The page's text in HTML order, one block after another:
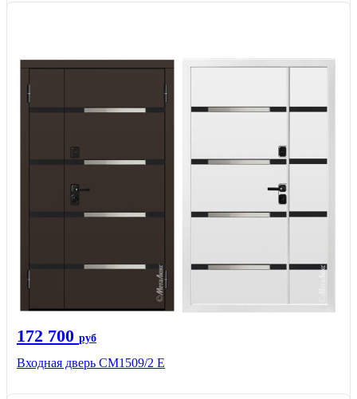
172 700 руб
Входная дверь CМ1509/2 Е